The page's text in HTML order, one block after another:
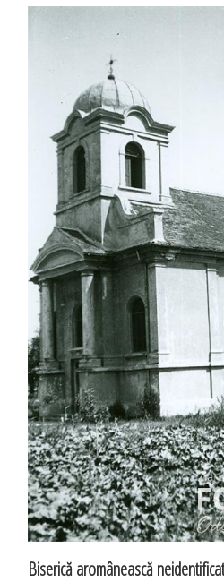
Biserică aromânească